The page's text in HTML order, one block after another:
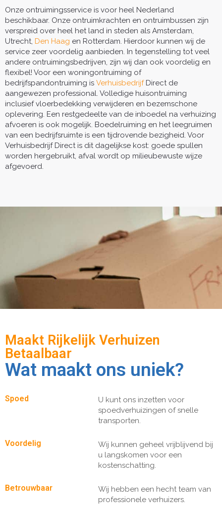
Onze ontruimingsservice is voor heel Nederland
beschikbaar. Onze ontruimkrachten en ontruimbussen zijn
verspreid over heel het land in steden als Amsterdam,
Utrecht, Den Haag en Rotterdam. Hierdoor kunnen wij de
service zeer voordelig aanbieden. In tegenstelling tot veel
andere ontruimingsbedrijven, zijn wij dan ook voordelig en
flexibel! Voor een woningontruiming of
bedrijfspandontruiming is VerhuisbedrijfDirect de
aangewezen professional. Volledige huisontruiming
inclusief vloerbedekking verwijderen en bezemschone
oplevering. Een restgedeelte van de inboedel na verhuizing
afvoeren is ook mogelijk. Boedelruiming en het leegruimen
van een bedrijfsruimte is een tijdrovende bezigheid. Voor
Verhuisbedrijf Direct is dit dagelijkse kost: goede spullen
worden hergebruikt, afval wordt op milieubewuste wijze
afgevoerd.
Maakt Rijkelijk Verhuizen
Betaalbaar
Wat maakt ons uniek?
Spoed
U kunt ons inzetten voor
spoedverhuizingen of snelle
transporten.
Voordelig
Wij kunnen geheel vrijblijvend bij
u langskomen voor een
kostenschatting.
Betrouwbaar
Wij hebben een hecht team van
professionele verhuizers.